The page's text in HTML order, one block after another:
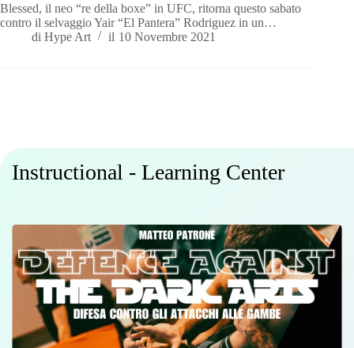
Blessed, il neo “re della boxe” in UFC, ritorna questo sabato
contro il selvaggio Yair “El Pantera” Rodriguez in un…
di Hype Art il 10 Novembre 2021
Instructional - Learning Center